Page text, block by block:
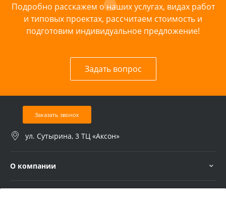
Подробно расскажем о наших услугах, видах работ
и типовых проектах, рассчитаем стоимость и
подготовим индивидуальное предложение!
Задать вопрос
Заказать звонок
ул. Сутырина, 3 ТЦ «Аксон»
О компании